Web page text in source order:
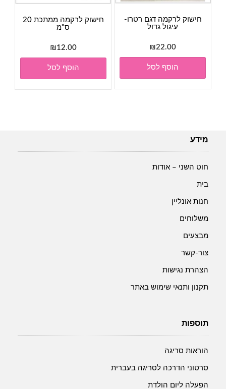
חישוק לרקמה דגם רטרו-
עיגול גדול
₪22.00
הוסף לסל
חישוק לרקמה ממתכת 20
ס"מ
₪12.00
הוסף לסל
מידע
חוט השני – אודות
בית
חנות אונליין
משלוחים
מבצעים
צור-קשר
הצהרת נגישות
תקנון ותנאי שימוש באתר
תוספות
הוראות סריגה
סרטוני הדרכה לסריגה בעברית
הפעלה ליום הולדת